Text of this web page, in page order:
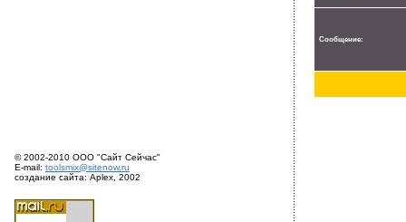
Сообщение:
© 2002-2010 ООО "Сайт Сейчас"
E-mail: toolsmix@sitenow.ru
создание сайта: Aplex, 2002